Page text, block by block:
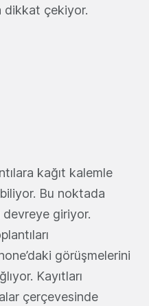
dikkat çekiyor.
kağıt kalemle
Bu noktada
devreye giriyor.
görüşmelerini
Kayıtları
çerçevesinde